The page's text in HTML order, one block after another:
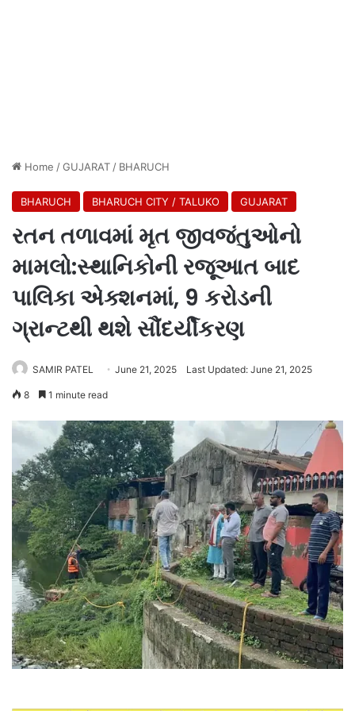
Home /GUJARAT / BHARUCH
BHARUCH BHARUCH CITY / TALUKO GUJARAT
રતન તળાવમાં મૃત જીવજંતુઓનો
મામલો:સ્થાનિકોની રજૂઆત બાદ
પાલિકા એક્શનમાં, 9 કરોડની
ગ્રાન્ટથી થશે સૌંદર્યીકરણ
SAMIR PATEL June 21, 2025 Last Updated: June 21, 2025
8 1 minute read